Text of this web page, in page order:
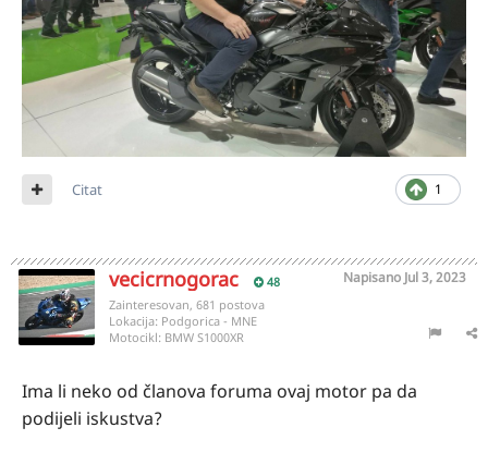
1
Citat
vecicrnogorac 48 Napisano Jul 3, 2023
Zainteresovan, 681 postova
Lokacija: Podgorica - MNE
Motocikl: BMW S1000XR
Ima li neko od članova foruma ovaj motor pa da
podijeli iskustva?